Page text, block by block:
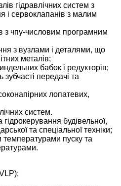
гідравлічних систем з
і сервоклапанів з малим
з чпу-числовим програмним
з вузлами і деталями, що
металів;
бабок і редукторів;
передачі та
лопатевих,
систем.
будівельної,
та спеціальної техніки;
температурами пуску та